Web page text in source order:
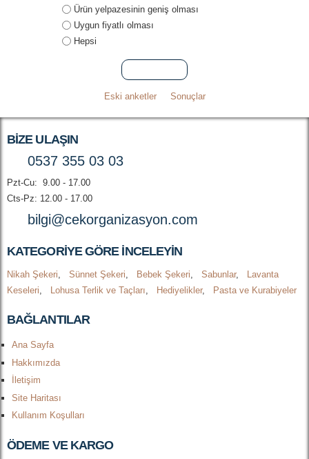
Ürün yelpazesinin geniş olması
Uygun fiyatlı olması
Hepsi
Eski anketler Sonuçlar
BIZE ULAŞIN
0537 355 03 03
Pzt-Cu: 9.00 - 17.00
Cts-Pz: 12.00 - 17.00
bilgi@cekorganizasyon.com
KATEGORIYE GÖRE INCELEYIN
Nikah Şekeri Sünnet Şekeri Bebek Şekeri Sabunlar,
Lavanta
Keseleri
Lohusa Terlik ve Taçları Hediyelikler, Pasta ve Kurabiyeler
BAĞLANTILAR
Ana Sayfa
Hakkımızda
İletişim
Site Haritası
Kullanım Koşulları
ÖDEME VE KARGO